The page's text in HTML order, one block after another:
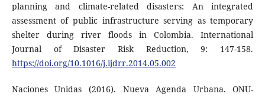
planning and climate-related disasters: An integrated
assessment of public infrastructure serving as temporary
shelter during river floods in Colombia. International
Journal of Disaster Risk Reduction, 9: 147-158.
https://doi.org/10.1016/j.ijdrr.2014.05.002
Naciones Unidas (2016). Nueva Agenda Urbana. ONU-